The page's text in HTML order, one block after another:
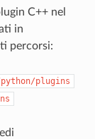
C++ nel
in
percorsi:
plugins